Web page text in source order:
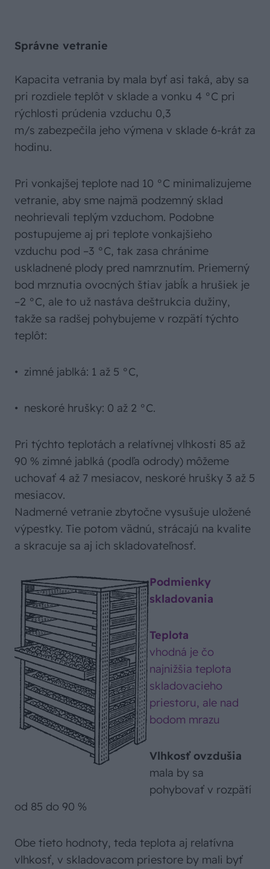
Správne vetranie
Kapacita vetrania by mala byť asi taká, aby sa
pri rozdiele teplôt v sklade a vonku 4 °C pri
rýchlosti prúdenia vzduchu 0,3
m/s zabezpečila jeho výmena v sklade 6-krát za
hodinu.
Pri vonkajšej teplote nad 10 °C minimalizujeme
vetranie, aby sme najmä podzemný sklad
neohrievali teplým vzduchom. Podobne
postupujeme aj pri teplote vonkajšieho
vzduchu pod –3 °C, tak zasa chránime
uskladnené plody pred namrznutím. Priemerný
bod mrznutia ovocných štiav jabĺk a hrušiek je
–2 °C, ale to už nastáva deštrukcia dužiny,
takže sa radšej pohybujeme v rozpätí týchto
teplôt:
• zimné jablká: 1 až 5 °C,
• neskoré hrušky: 0 až 2 °C.
Pri týchto teplotách a relatívnej vlhkosti 85 až
90 % zimné jablká (podľa odrody) môžeme
uchovať 4 až 7 mesiacov, neskoré hrušky 3 až 5
mesiacov.
Nadmerné vetranie zbytočne vysušuje uložené
výpestky. Tie potom vädnú, strácajú na kvalite
a skracuje sa aj ich skladovateľnosť.
Podmienky
skladovania
Teplota
vhodná je čo
najnižšia teplota
skladovacieho
priestoru, ale nad
bodom mrazu
Vlhkosť ovzdušia
mala by sa
pohybovať v rozpätí
od 85 do 90 %
Obe tieto hodnoty, teda teplota aj relatívna
vlhkosť, v skladovacom priestore by mali byť